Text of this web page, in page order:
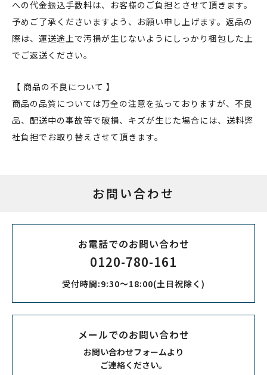
への代金振込手数料は、お客様のご負担とさせて頂きます。
予めご了承くださいますよう、お願い申し上げます。返品の
際は、運送途上で汚損が生じないようにしっかり梱包した上
でご返送ください。
【 商品の不良について 】
商品の品質については万全の注意を払っておりますが、不良
品、配送中の事故等で破損、キズが生じた場合には、送料弊
社負担でお取り替えさせて頂きます。
お問い合わせ
お電話でのお問い合わせ
0120-780-161
受付時間:9:30～18:00(土日祝除く)
メールでのお問い合わせ
お問い合わせフォームより
ご連絡ください。